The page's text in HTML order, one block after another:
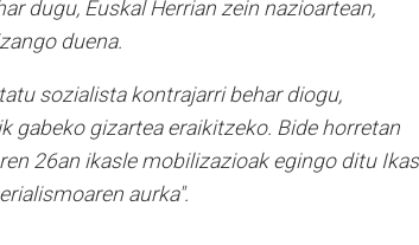
dugu, Euskal Herrian zein nazioartean,
duena.
sozialista kontrajarri behar diogu,
gabeko gizartea eraikitzeko. Bide horretan
26an ikasle mobilizazioak egingo ditu
aurka".